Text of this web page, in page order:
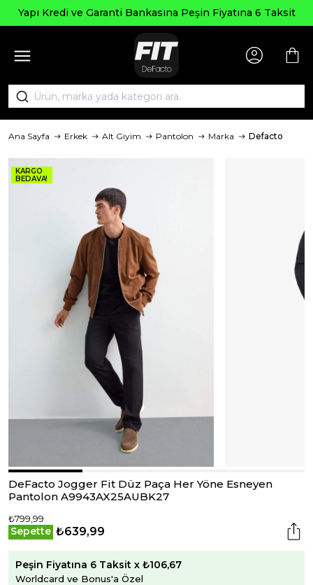
Yapı Kredi ve Garanti Bankasına Peşin Fiyatına 6 Taksit
Ana Sayfa Erkek Alt Giyim Pantolon Marka Defacto
KARGO
BEDAVA!
DeFacto Jogger Fit Düz Paça Her Yöne Esneyen
Pantolon A9943AX25AUBK27
₺799,99
Sepette ₺639,99
Peşin Fiyatına 6 Taksit x ₺106,67
Worldcard ve Bonus'a Özel